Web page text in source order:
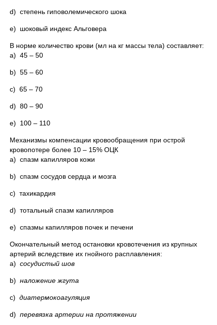
d) степень гиповолемического шока
e) шоковый индекс Альговера
В норме количество крови (мл на кг массы тела) составляет:
a) 45 – 50
b) 55 – 60
c) 65 – 70
d) 80 – 90
e) 100 – 110
Механизмы компенсации кровообращения при острой
кровопотере более 10 – 15% ОЦК
a) спазм капилляров кожи
b) спазм сосудов сердца и мозга
c) тахикардия
d) тотальный спазм капилляров
e) спазмы капилляров почек и печени
Окончательный метод остановки кровотечения из крупных
артерий вследствие их гнойного расплавления:
a) сосудистый шов
b) наложение жгута
c) диатермокоагуляция
d) перевязка артерии на протяжении